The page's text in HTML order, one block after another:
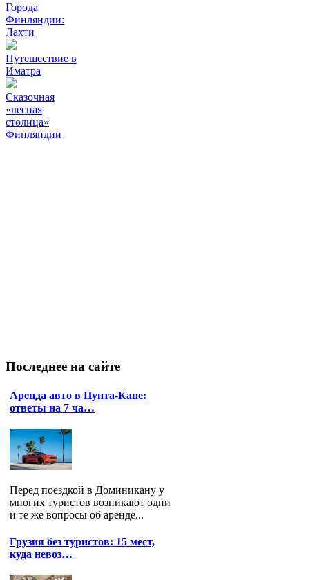
Города
Финляндии:
Лахти
Путешествие в
Иматра
Сказочная
«лесная
столица»
Финляндии
Последнее на сайте
Аренда авто в Пунта-Кане:
ответы на 7 ча…
Перед поездкой в Доминикану у
многих туристов возникают одни
и те же вопросы об аренде...
Грузия без туристов: 15 мест,
куда невоз…